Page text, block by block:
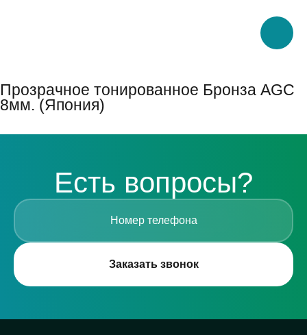
Прозрачное тонированное Бронза AGC
8мм. (Япония)
Есть вопросы?
Заказать звонок